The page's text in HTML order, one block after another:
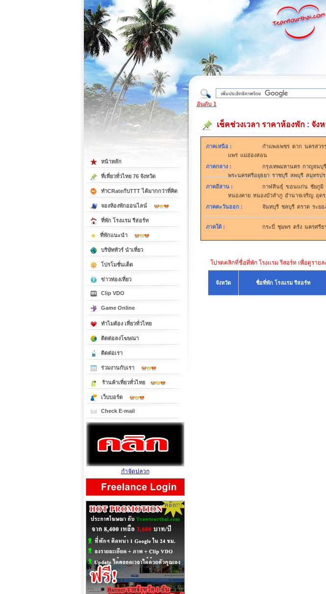
ที่เที่ยวภาคใต้
อันดับ 1
เช็คช่วงเวลา ราคาห้องพัก : จัง
ภาคเหนือ : กำแพงเพชร ตาก นครสวร
แพร่ แม่ฮ่องสอน
ภาคกลาง: กรุงเทพมหานคร กาญจนบุรี
พระนครศรีอยุธยา ราชบุรี ลพบุรี สมุทรปร
ภาคอีสาน: กาฬสินธุ์ ขอนแก่น ชัยภูมิ
หนองคาย หนองบัวลำภู อำนาจเจริญ อุด
ภาคตะวันออก: จันทบุรี ชลบุรี ตราด ระยอ
ภาคใต้: กระบี่ ชุมพร ตรัง นครศรีธ
โปรดคลิกที่ชื่อที่พัก โรงแรม รีสอร์ท เพื่อดูรายล
จังหวัด ชื่อที่พัก โรงแรม รีสอร์ท
หน้าหลัก
ที่เที่ยวทั่วไทย 76 จังหวัด
ทำCRateกับTTT ได้มากกว่าที่คิด
จองห้องพักออนไลน์
ที่พัก โรงแรม รีสอร์ท
ที่พักแนะนำ
บริษัททัวร์ นำเที่ยว
โปรโมชั่นเด็ด
ข่าวท่องเที่ยว
Clip VDO
Game Online
ทำไมต้อง เที่ยวทั่วไทย
ติดต่อลงโฆษณา
ติดต่อเรา
ร่วมงานกับเรา
ร้านค้าเที่ยวทั่วไทย
เว็บบอร์ด
Check E-mail
กำจัดปลวก